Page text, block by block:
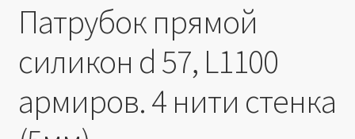
Патрубок прямой
силикон d 57, L1100
армиров. 4 нити стенка